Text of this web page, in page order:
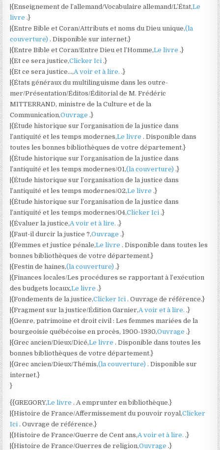
|{Enseignement de l’allemand/Vocabulaire allemand/L’État,Le
livre.}
|{Entre Bible et Coran/Attributs et noms du Dieu unique,(la
couverture). Disponible sur internet.}
|{Entre Bible et Coran/Entre Dieu et l’Homme,Le livre.}
|{Et ce sera justice,Clicker Ici.}
|{Et ce sera justice…,A voir et à lire..}
|{États généraux du multilinguisme dans les outre-
mer/Présentation/Éditos/Éditorial de M. Frédéric
MITTERRAND, ministre de la Culture et de la
Communication,Ouvrage.}
|{Étude historique sur l’organisation de la justice dans
l’antiquité et les temps modernes,Le livre. Disponible dans
toutes les bonnes bibliothèques de votre département.}
|{Étude historique sur l’organisation de la justice dans
l’antiquité et les temps modernes/01,(la couverture).}
|{Étude historique sur l’organisation de la justice dans
l’antiquité et les temps modernes/02,Le livre.}
|{Étude historique sur l’organisation de la justice dans
l’antiquité et les temps modernes/04,Clicker Ici.}
|{Évaluer la justice,A voir et à lire..}
|{Faut-il durcir la justice ?,Ouvrage.}
|{Femmes et justice pénale,Le livre. Disponible dans toutes les
bonnes bibliothèques de votre département.}
|{Festin de haines,(la couverture).}
|{Finances locales/Les procédures se rapportant à l’exécution
des budgets locaux,Le livre.}
|{Fondements de la justice,Clicker Ici. Ouvrage de référence.}
|{Fragment sur la justice/Édition Garnier,A voir et à lire..}
|{Genre, patrimoine et droit civil : Les femmes mariées de la
bourgeoisie québécoise en procès, 1900-1930,Ouvrage.}
|{Grec ancien/Dieux/Dicé,Le livre. Disponible dans toutes les
bonnes bibliothèques de votre département.}
|{Grec ancien/Dieux/Thémis,(la couverture). Disponible sur
internet.}
}
{{GREGORY,Le livre. A emprunter en bibliothèque.}
|{Histoire de France/Affermissement du pouvoir royal,Clicker
Ici. Ouvrage de référence.}
|{Histoire de France/Guerre de Cent ans,A voir et à lire..}
|{Histoire de France/Guerres de religion,Ouvrage.}